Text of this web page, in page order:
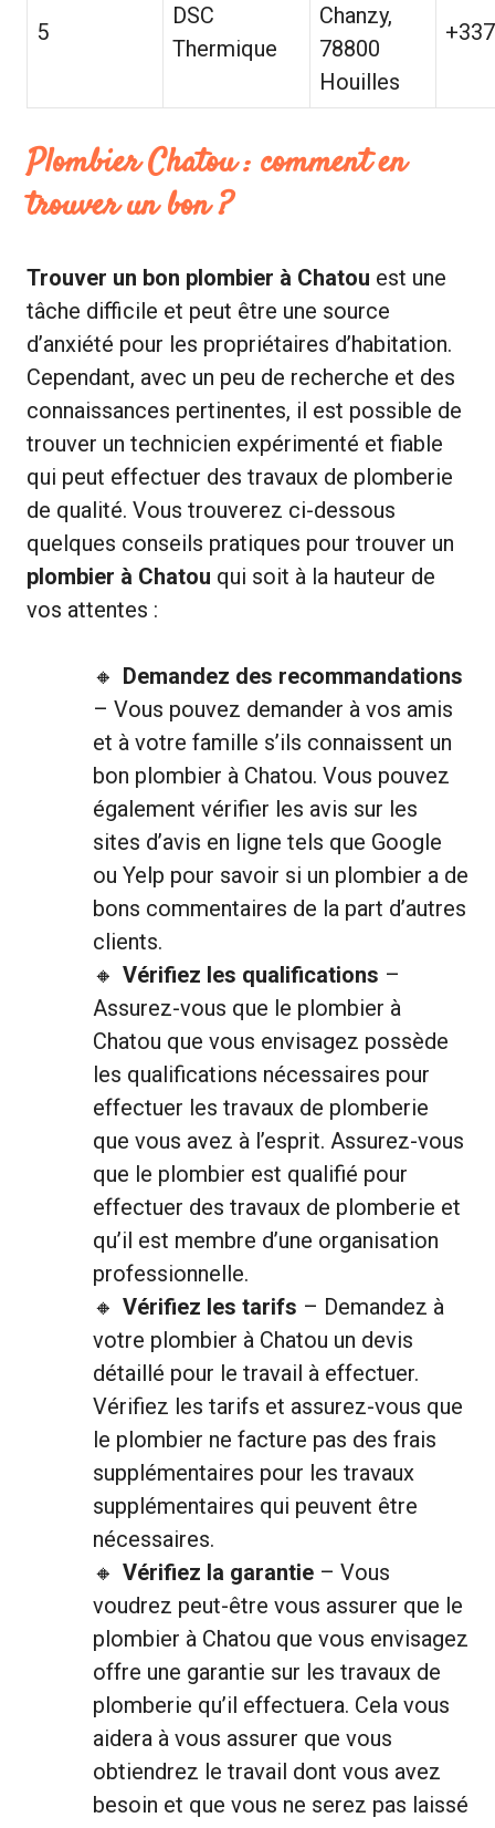
5
DSC
Thermique
Chanzy,
78800
Houilles
Plombier Chatou : comment en
trouver un bon ?
Trouver un bon plombier à Chatou est une
tâche difficile et peut être une source
d’anxiété pour les propriétaires d’habitation.
Cependant, avec un peu de recherche et des
connaissances pertinentes, il est possible de
trouver un technicien expérimenté et fiable
qui peut effectuer des travaux de plomberie
de qualité. Vous trouverez ci-dessous
quelques conseils pratiques pour trouver un
plombier à Chatou qui soit à la hauteur de
vos attentes :
Demandez des recommandations
– Vous pouvez demander à vos amis
et à votre famille s’ils connaissent un
bon plombier à Chatou. Vous pouvez
également vérifier les avis sur les
sites d’avis en ligne tels que Google
ou Yelp pour savoir si un plombier a de
bons commentaires de la part d’autres
clients.
Vérifiez les qualifications –
Assurez-vous que le plombier à
Chatou que vous envisagez possède
les qualifications nécessaires pour
effectuer les travaux de plomberie
que vous avez à l’esprit. Assurez-vous
que le plombier est qualifié pour
effectuer des travaux de plomberie et
qu’il est membre d’une organisation
professionnelle.
Vérifiez les tarifs – Demandez à
votre plombier à Chatou un devis
détaillé pour le travail à effectuer.
Vérifiez les tarifs et assurez-vous que
le plombier ne facture pas des frais
supplémentaires pour les travaux
supplémentaires qui peuvent être
nécessaires.
Vérifiez la garantie – Vous
voudrez peut-être vous assurer que le
plombier à Chatou que vous envisagez
offre une garantie sur les travaux de
plomberie qu’il effectuera. Cela vous
aidera à vous assurer que vous
obtiendrez le travail dont vous avez
besoin et que vous ne serez pas laissé